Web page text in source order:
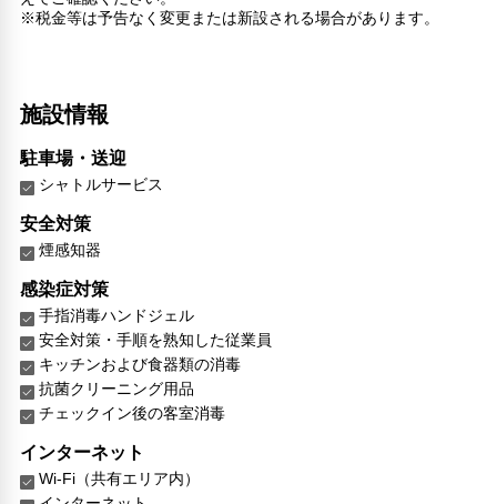
※税金等は予告なく変更または新設される場合があります。
施設情報
駐車場・送迎
シャトルサービス
安全対策
煙感知器
感染症対策
手指消毒ハンドジェル
安全対策・手順を熟知した従業員
キッチンおよび食器類の消毒
抗菌クリーニング用品
チェックイン後の客室消毒
インターネット
Wi-Fi（共有エリア内）